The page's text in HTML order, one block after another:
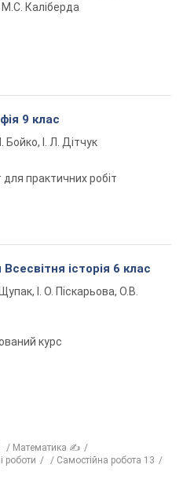
Каліберда
9 клас
Бойко, І. Л. Дітчук
практичних робіт
історія 6 клас
Щупак, І. О. Піскарьова, О.В.
курс
Математика ✍
роботи
Самостійна робота 13